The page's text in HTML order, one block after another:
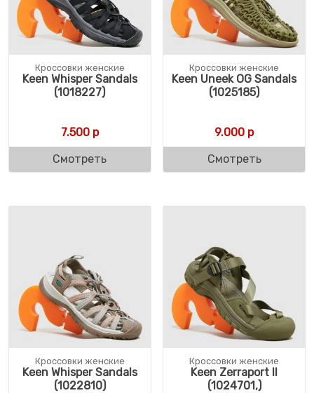
Кроссовки женские
Keen Whisper Sandals
(1018227)
7.500р
Смотреть
Кроссовки женские
Keen Uneek OG Sandals
(1025185)
9.000 р
Смотреть
Кроссовки женские
Keen Whisper Sandals
(1022810)
Кроссовки женские
Keen Zerraport II
(1024701,)